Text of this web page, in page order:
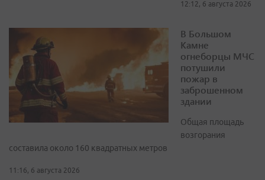
12:12, 6 августа 2026
В Большом
Камне
огнеборцы МЧС
потушили
пожар в
заброшенном
здании
Общая площадь
возгорания
составила около 160 квадратных метров
11:16, 6 августа 2026